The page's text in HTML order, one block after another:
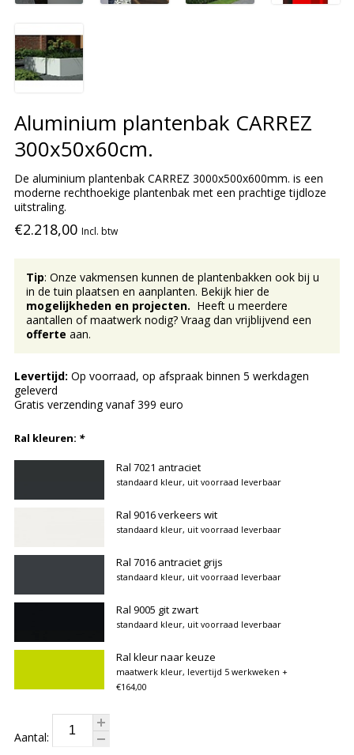
Aluminium plantenbak CARREZ
300x50x60cm.
De aluminium plantenbak CARREZ 3000x500x600mm. is een
moderne rechthoekige plantenbak met een prachtige tijdloze
uitstraling.
€2.218,00 Incl. btw
Tip: Onze vakmensen kunnen de plantenbakken ook bij u
in de tuin plaatsen en aanplanten. Bekijk hier de
mogelijkheden en projecten. Heeft u meerdere
aantallen of maatwerk nodig? Vraag dan vrijblijvend een
offerte aan.
Levertijd: Op voorraad, op afspraak binnen 5 werkdagen
geleverd
Gratis verzending vanaf 399 euro
Ral kleuren: *
Ral 7021 antraciet
standaard kleur, uit voorraad leverbaar
Ral 9016 verkeers wit
standaard kleur, uit voorraad leverbaar
Ral 7016 antraciet grijs
standaard kleur, uit voorraad leverbaar
Ral 9005 git zwart
standaard kleur, uit voorraad leverbaar
Ral kleur naar keuze
maatwerk kleur, levertijd 5 werkweken +
€164,00
Aantal: